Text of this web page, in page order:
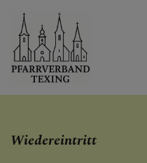
PFARRE
Wiedereintritt